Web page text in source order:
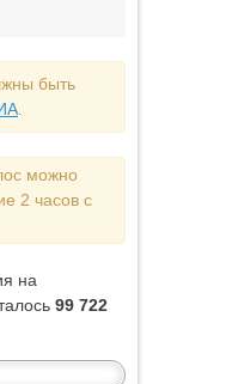
быть
можно
2 часов с
на
99 722